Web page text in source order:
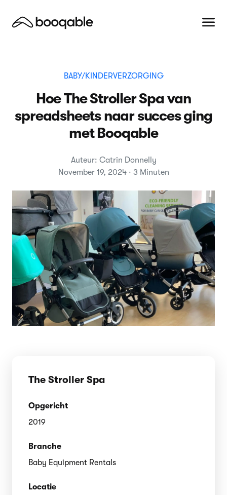
BABY/KINDERVERZORGING
Hoe The Stroller Spa van
spreadsheets naar succes ging
met Booqable
Auteur: Catrin Donnelly
November 19, 2024 · 3 Minuten
The Stroller Spa
Opgericht
2019
Branche
Baby Equipment Rentals
Locatie